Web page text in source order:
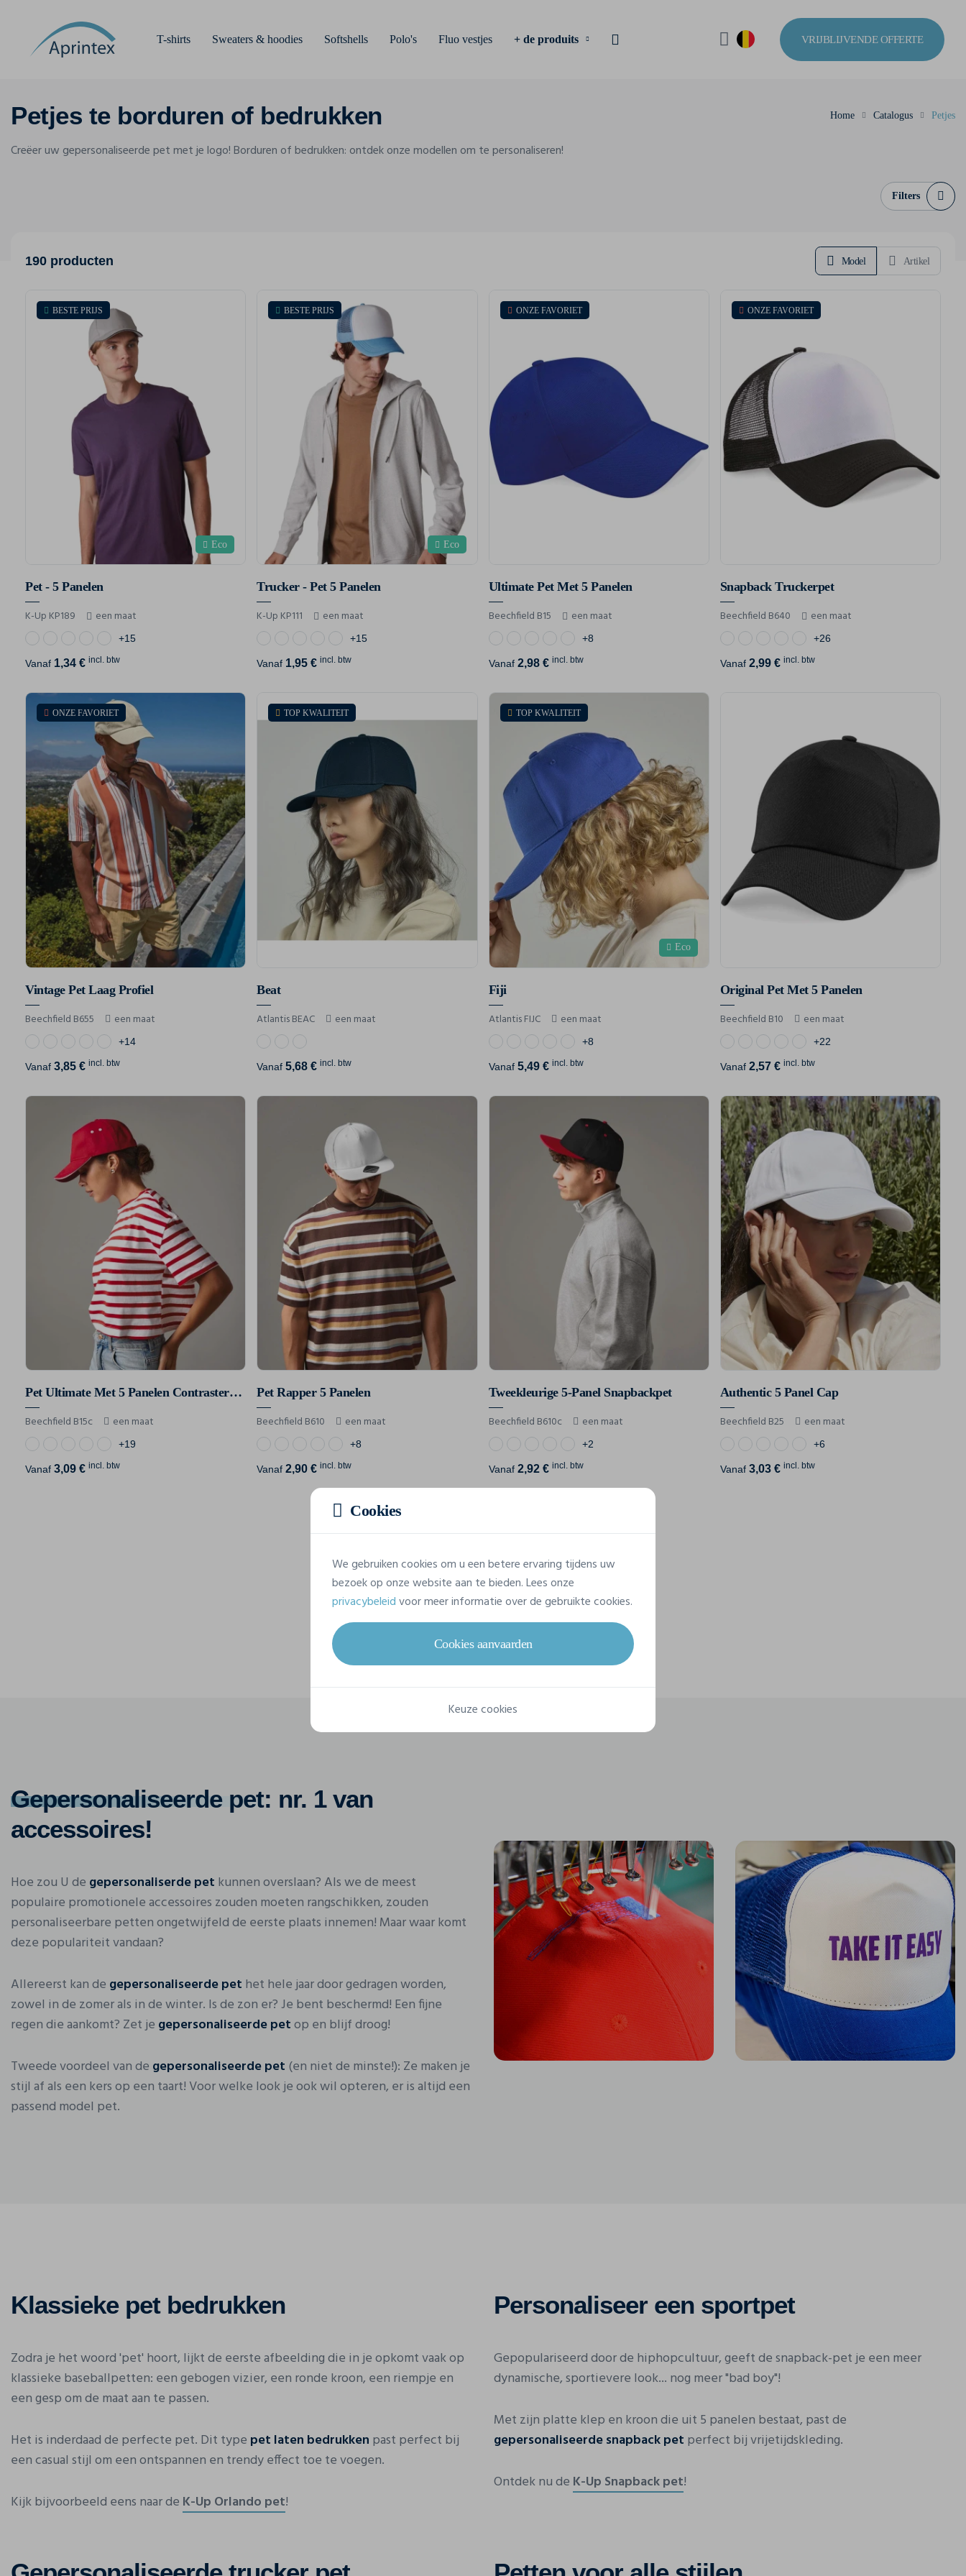
T-shirts Sweaters & hoodies Softshells Polo's Fluo vestjes + de produits VRIJBLIJVENDE OFFERTE
Petjes te borduren of bedrukken Home Catalogus Petjes
Creëer uw gepersonaliseerde pet met je logo! Borduren of bedrukken: ontdek onze modellen om te personaliseren!
Filters
190 producten Model Artikel
BESTE PRIJS
Eco
Pet - 5 Panelen
K-Up KP189 een maat
+15
Vanaf 1,34 € incl. btw
BESTE PRIJS
Eco
Trucker - Pet 5 Panelen
K-Up KP111 een maat
+15
Vanaf 1,95 € incl. btw
ONZE FAVORIET
Ultimate Pet Met 5 Panelen
Beechfield B15 een maat
+8
Vanaf 2,98 € incl. btw
ONZE FAVORIET
Snapback Truckerpet
Beechfield B640 een maat
+26
Vanaf 2,99 € incl. btw
ONZE FAVORIET
Vintage Pet Laag Profiel
Beechfield B655 een maat
+14
Vanaf 3,85 € incl. btw
TOP KWALITEIT
Beat
Atlantis BEAC een maat
Vanaf5,68 € incl. btw
TOP KWALITEIT
Eco
Fiji
Atlantis FIJC een maat
+8
Vanaf 5,49 € incl. btw
Original Pet Met 5 Panelen
Beechfield B10 een maat
+22
Vanaf 2,57 € incl. btw
Pet Ultimate Met 5 Panelen Contrasterende Sandwich
Beechfield B15c een maat
+19
Vanaf 3,09 € incl. btw
Pet Rapper 5 Panelen
Beechfield B610 een maat
+8
Vanaf2,90 € incl. btw
Tweekleurige 5-Panel Snapbackpet
Beechfield B610c een maat
+2
Vanaf 2,92 € incl. btw
Authentic 5 Panel Cap
Beechfield B25 een maat
+6
Vanaf 3,03 € incl. btw
Affichage de 12 résultats sur 190
Gepersonaliseerde pet: nr. 1 van
accessoires!
Hoe zou U de gepersonaliserde pet kunnen overslaan? Als we de meest
populaire promotionele accessoires zouden moeten rangschikken, zouden
personaliseerbare petten ongetwijfeld de eerste plaats innemen! Maar waar komt
deze populariteit vandaan?
Allereerst kan de gepersonaliseerde pet het hele jaar door gedragen worden,
zowel in de zomer als in de winter. Is de zon er? Je bent beschermd! Een fijne
regen die aankomt? Zet je gepersonaliseerde petop en blijf droog!
Tweede voordeel van de gepersonaliseerde pet (en niet de minste!): Ze maken je
stijl af als een kers op een taart! Voor welke look je ook wil opteren, er is altijd een
passend model pet.
Klassieke pet bedrukken
Zodra je het woord 'pet' hoort, lijkt de eerste afbeelding die in je opkomt vaak op
klassieke baseballpetten: een gebogen vizier, een ronde kroon, een riempje en
een gesp om de maat aan te passen.
Het is inderdaad de perfecte pet. Dit type pet laten bedrukken past perfect bij
een casual stijl om een ontspannen en trendy effect toe te voegen.
Kijk bijvoorbeeld eens naar de K-Up Orlando pet!
Personaliseer een sportpet
Gepopulariseerd door de hiphopcultuur, geeft de snapback-pet je een meer
dynamische, sportievere look... nog meer "bad boy"!
Met zijn platte klep en kroon die uit 5 panelen bestaat, past de
gepersonaliseerde snapback pet perfect bij vrijetijdskleding.
Ontdek nu de K-Up Snapback pet!
Cookies
We gebruiken cookies om u een betere ervaring tijdens uw
bezoek op onze website aan te bieden. Lees onze
privacybeleidvoor meer informatie over de gebruikte cookies.
Cookies aanvaarden
Keuze cookies